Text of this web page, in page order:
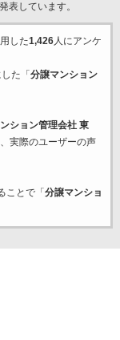
表しています。
した1,426人にアンケ
た「 分譲マンション
ション管理会社 東
実際のユーザーの声
ことで「 分譲マンショ